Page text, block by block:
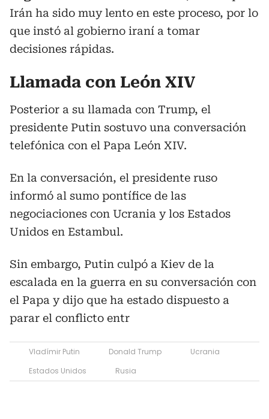
Irán ha sido muy lento en este proceso, por lo
que instó al gobierno iraní a tomar
decisiones rápidas.
Llamada con León XIV
Posterior a su llamada con Trump, el
presidente Putin sostuvo una conversación
telefónica con el Papa León XIV.
En la conversación, el presidente ruso
informó al sumo pontífice de las
negociaciones con Ucrania y los Estados
Unidos en Estambul.
Sin embargo, Putin culpó a Kiev de la
escalada en la guerra en su conversación con
el Papa y dijo que ha estado dispuesto a
parar el conflicto entr
Vladímir Putin Donald Trump
Ucrania
Estados Unidos
Rusia